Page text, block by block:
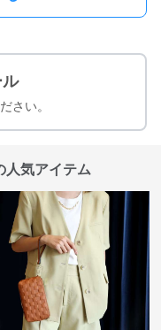
さい。
人気アイテム